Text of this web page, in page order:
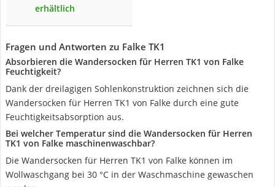
erhältlich
Fragen und Antworten zu Falke TK1
Absorbieren die Wandersocken für Herren TK1 von Falke
Feuchtigkeit?
Dank der dreilagigen Sohlenkonstruktion zeichnen sich die
Wandersocken für Herren TK1 von Falke durch eine gute
Feuchtigkeitsabsorption aus.
Bei welcher Temperatur sind die Wandersocken für Herren
TK1 von Falke maschinenwaschbar?
Die Wandersocken für Herren TK1 von Falke können im
Wollwaschgang bei 30 °C in der Waschmaschine gewaschen